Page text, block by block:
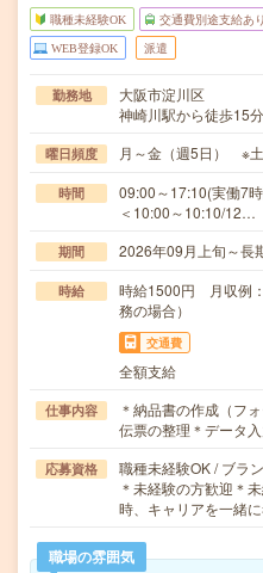
職種未経験OK 交通費別途支給あり
WEB登録OK 派遣
勤務地
大阪市淀川区
神崎川駅から徒歩15
曜日頻度 月～金（週5日） ※土
時間
09:00～17:10(実働7
＜10:00～10:10/12…
期間 2026年09月上旬～長
時給
時給1500円 月収例
務の場合）
交通費
全額支給
仕事内容
＊納品書の作成（フ
伝票の整理＊データ
応募資格
職種未経験OK / ブラ
＊未経験の方歓迎＊
時、キャリアを一緒
職場の雰囲気